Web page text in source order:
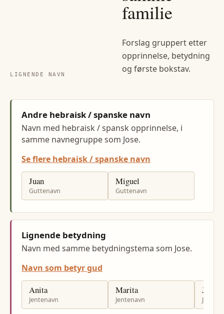
LIGNENDE NAVN
familie
Forslag gruppert etter
opprinnelse, betydning
og første bokstav.
Andre hebraisk / spanske navn
Navn med hebraisk / spansk opprinnelse, i
samme navnegruppe som Jose.
Se flere hebraisk / spanske navn
Juan
Guttenavn
Miguel
Guttenavn
Lignende betydning
Navn med samme betydningstema som Jose.
Navn som betyr gud
Anita
Jentenavn
Marita
Jentenavn